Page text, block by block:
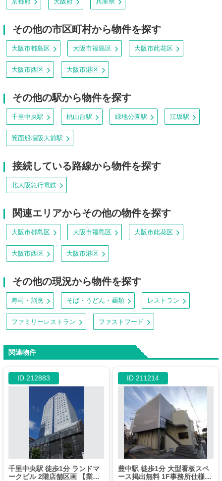
その他の市区町村から物件を探す
大阪市都島区 大阪市福島区 大阪市此花区
大阪市西区 大阪市港区
その他の駅から物件を探す
千里中央駅 桃山台駅 緑地公園駅 江坂駅
箕面船場阪大前駅
接続している路線から物件を探す
北大阪急行電鉄
関連エリアからその他の物件を探す
大阪市都島区 大阪市福島区 大阪市此花区
大阪市西区 大阪市港区
その他の現況から物件を探す
寿司・割烹 そば・うどん・麺類 レストラン
ファミリーレストラン ファストフード
関連物件
ID 212883
千里中央駅 徒歩1分 ランドマ
ークビル 2階店舗区画 【業種
ID 211214
豊中駅 徒歩1分 大型看板スペ
ース掲出無料 1F事務所仕様物